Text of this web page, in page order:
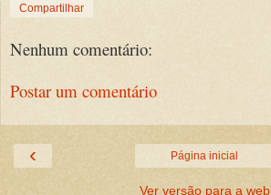
Compartilhar
Nenhum comentário:
Postar um comentário
‹ Página inicial
Ver versão para a web